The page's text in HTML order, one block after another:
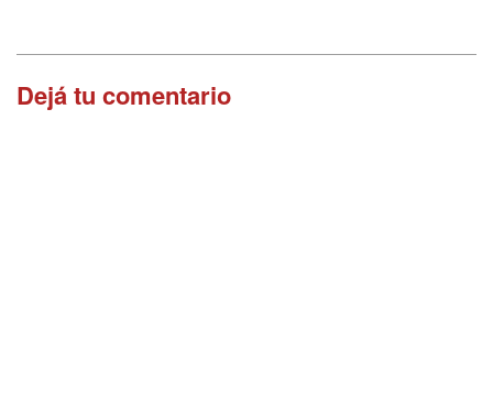
Dejá tu comentario